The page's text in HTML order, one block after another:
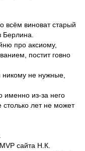
всём виноват старый
Берлина.
про аксиому,
постит говно
не нужные,
именно из-за него
столько лет не может
сайта Н.К.